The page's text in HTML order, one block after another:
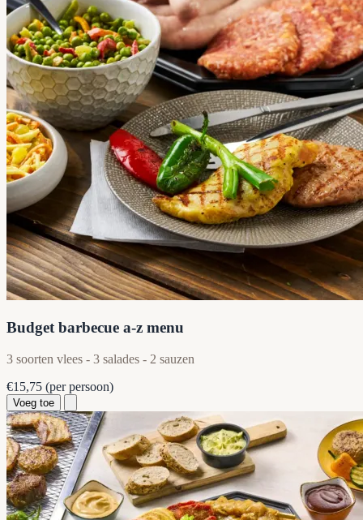
Budget barbecue a-z menu
3 soorten vlees - 3 salades - 2 sauzen
€15,75 (per persoon)
Voeg toe